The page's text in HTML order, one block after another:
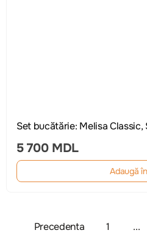
Set bucătărie: Melisa Classic,
5 700 MDL
Adaugă
Precedenta 1 ...